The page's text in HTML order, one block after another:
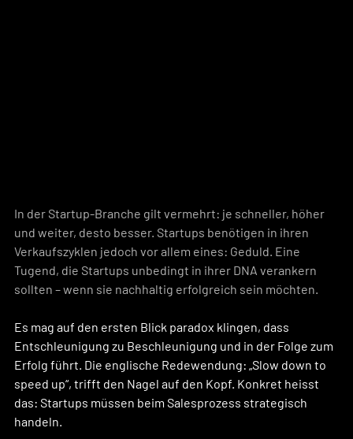
In der Startup-Branche gilt vermehrt: je schneller, höher
und weiter, desto besser. Startups benötigen in ihren
Verkaufszyklen jedoch vor allem eines: Geduld. Eine
Tugend, die Startups unbedingt in ihrer DNA verankern
sollten – wenn sie nachhaltig erfolgreich sein möchten.
Es mag auf den ersten Blick paradox klingen, dass
Entschleunigung zu Beschleunigung und in der Folge zum
Erfolg führt. Die englische Redewendung: „Slow down to
speed up“, trifft den Nagel auf den Kopf. Konkret heisst
das: Startups müssen beim Salesprozess strategisch
handeln.